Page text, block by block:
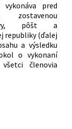
pred
zostavenou
pôšt a
republiky (ďalej
a výsledku
o vykonaní
členovia